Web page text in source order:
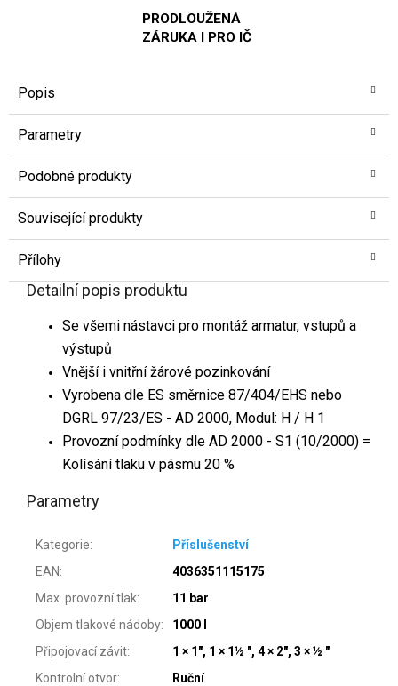
PRODLOUŽENÁ
ZÁRUKA I PRO IČ
Popis
Parametry
Podobné produkty
Související produkty
Přílohy
Detailní popis produktu
Se všemi nástavci pro montáž armatur, vstupů a
výstupů
Vnější i vnitřní žárové pozinkování
Vyrobena dle ES směrnice 87/404/EHS nebo
DGRL 97/23/ES - AD 2000, Modul: H / H 1
Provozní podmínky dle AD 2000 - S1 (10/2000) =
Kolísání tlaku v pásmu 20 %
Parametry
Kategorie:
Příslušenství
EAN:
4036351115175
Max. provozní tlak:
11 bar
Objem tlakové nádoby:
1000 l
Připojovací závit:
1 × 1", 1 × 1½ ", 4 × 2", 3 × ½ "
Kontrolní otvor:
Ruční